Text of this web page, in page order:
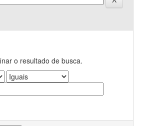
o resultado de busca.